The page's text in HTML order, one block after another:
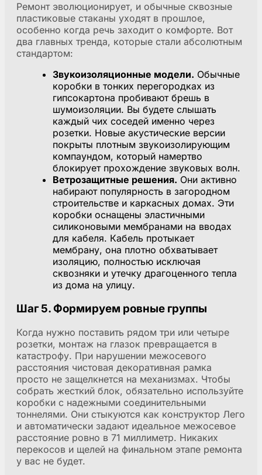
Ремонт эволюционирует, и обычные сквозные
пластиковые стаканы уходят в прошлое,
особенно когда речь заходит о комфорте. Вот
два главных тренда, которые стали абсолютным
стандартом:
Звукоизоляционные модели. Обычные
коробки в тонких перегородках из
гипсокартона пробивают брешь в
шумоизоляции. Вы будете слышать
каждый чих соседей именно через
розетки. Новые акустические версии
покрыты плотным звукоизолирующим
компаундом, который намертво
блокирует прохождение звуковых волн.
Ветрозащитные решения. Они активно
набирают популярность в загородном
строительстве и каркасных домах. Эти
коробки оснащены эластичными
силиконовыми мембранами на вводах
для кабеля. Кабель протыкает
мембрану, она плотно обхватывает
изоляцию, полностью исключая
сквозняки и утечку драгоценного тепла
из дома на улицу.
Шаг 5. Формируем ровные группы
Когда нужно поставить рядом три или четыре
розетки, монтаж на глазок превращается в
катастрофу. При нарушении межосевого
расстояния чистовая декоративная рамка
просто не защелкнется на механизмах. Чтобы
собрать жесткий блок, обязательно используйте
коробки с надежными соединительными
тоннелями. Они стыкуются как конструктор Лего
и автоматически задают идеальное межосевое
расстояние ровно в 71 миллиметр. Никаких
перекосов и щелей на финальном этапе ремонта
у вас не будет.